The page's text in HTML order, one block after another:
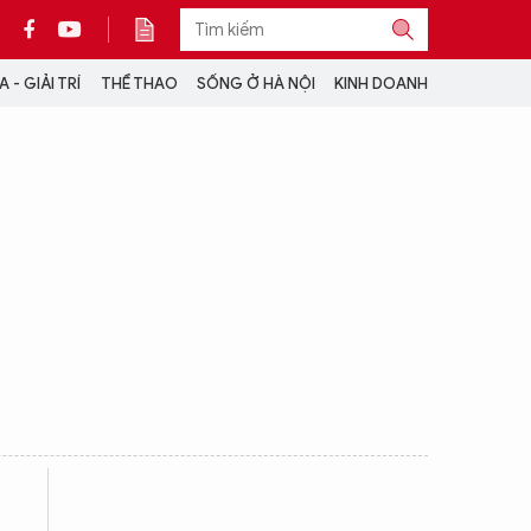
- GIẢI TRÍ THỂ THAO SỐNG Ở HÀ NỘI KINH DOANH